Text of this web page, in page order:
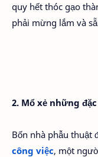
quy hết thóc gạo
phải mừng lắm và
2. Mổ xẻ những
Bốn nhà phẫu thuật
công việc, một